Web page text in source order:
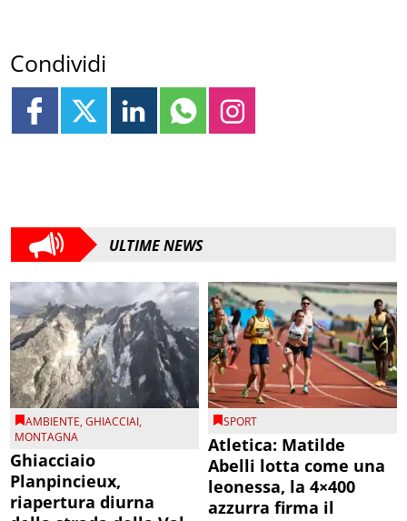
Condividi
ULTIME NEWS
AMBIENTE,GHIACCIAI,
MONTAGNA
Ghiacciaio
Planpincieux,
riapertura diurna
SPORT
Atletica: Matilde
Abelli lotta come una
leonessa, la 4×400
azzurra firma il